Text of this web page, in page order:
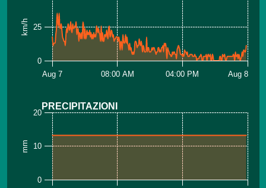
km/h
Aug 7 08:00 AM 04:00 PM Aug 8
0
25
mm
PRECIPITAZIONI
0
10
20